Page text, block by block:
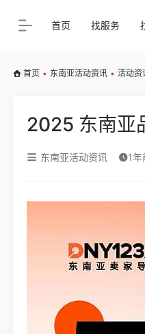
首页 找服务
首页 • 东南亚活动资讯 • 活动资
2025 东南亚
东南亚活动资讯 1